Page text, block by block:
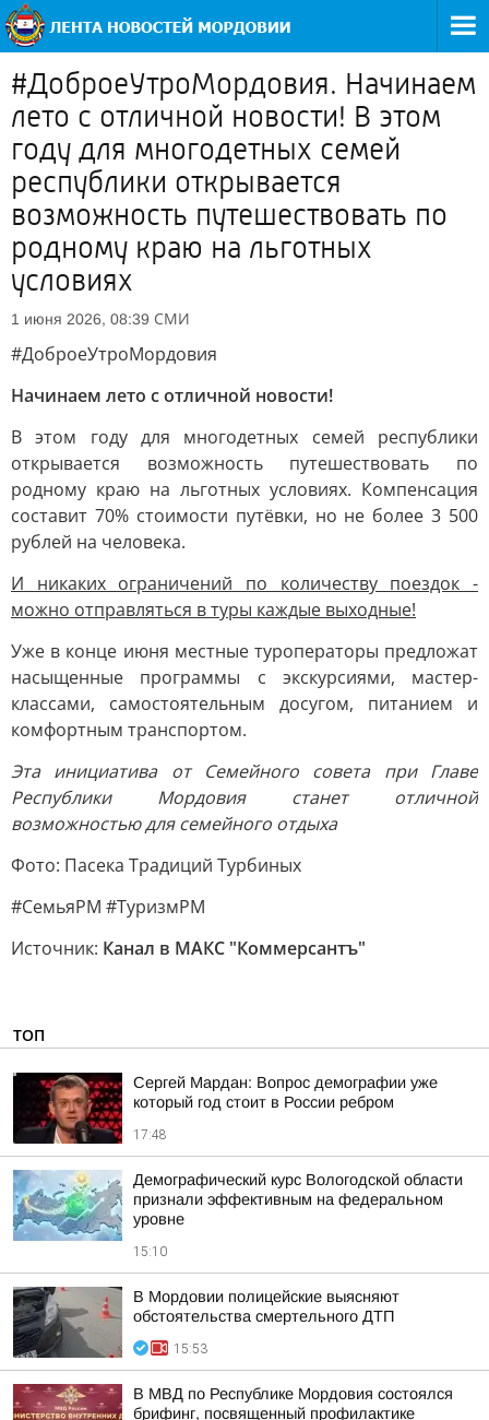
#ДоброеУтроМордовия. Начинаем
лето с отличной новости! В этом
году для многодетных семей
республики открывается
возможность путешествовать по
родному краю на льготных
условиях
1 июня 2026, 08:39 СМИ
#ДоброеУтроМордовия
Начинаем лето с отличной новости!
В этом году для многодетных семей республики
открывается возможность путешествовать по
родному краю на льготных условиях. Компенсация
составит 70% стоимости путёвки, но не более 3 500
рублей на человека.
И никаких ограничений по количеству поездок -
можно отправляться в туры каждые выходные!
Уже в конце июня местные туроператоры предложат
насыщенные программы с экскурсиями, мастер-
классами, самостоятельным досугом, питанием и
комфортным транспортом.
Эта инициатива от Семейного совета при Главе
Республики Мордовия станет отличной
возможностью для семейного отдыха
Фото: Пасека Традиций Турбиных
#СемьяРМ #ТуризмРМ
Источник: Канал в МАКС "Коммерсантъ"
ТОП
Сергей Мардан: Вопрос демографии уже
который год стоит в России ребром
17:48
Демографический курс Вологодской области
признали эффективным на федеральном
уровне
15:10
В Мордовии полицейские выясняют
обстоятельства смертельного ДТП
15:53
В МВД по Республике Мордовия состоялся
брифинг, посвященный профилактике